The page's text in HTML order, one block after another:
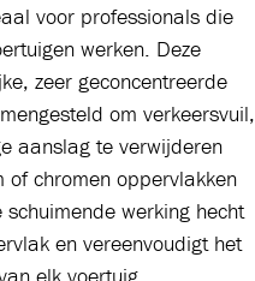
voor professionals die
werken. Deze
zeer geconcentreerde
om verkeersvuil,
aanslag te verwijderen
of chromen oppervlakken
werking hecht
en vereenvoudigt het